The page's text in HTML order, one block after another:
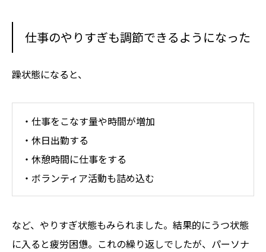
仕事のやりすぎも調節できるようになった
躁状態になると、
・仕事をこなす量や時間が増加
・休日出勤する
・休憩時間に仕事をする
・ボランティア活動も詰め込む
など、やりすぎ状態もみられました。結果的にうつ状態
に入ると疲労困憊。これの繰り返しでしたが、パーソナ